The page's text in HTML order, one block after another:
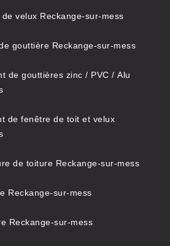
velux Reckange-sur-mess
gouttière Reckange-sur-mess
de gouttières zinc / PVC / Alu
de fenêtre de toit et velux
de toiture Reckange-sur-mess
Reckange-sur-mess
Reckange-sur-mess